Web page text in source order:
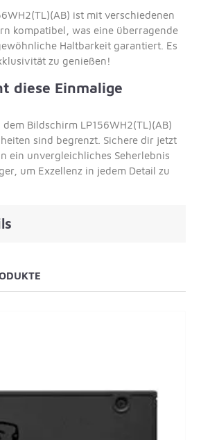
ist mit verschiedenen
kompatibel, was eine überragende
Haltbarkeit garantiert. Es
zu genießen!
diese Einmalige
Bildschirm LP156WH2(TL)(AB)
sind begrenzt. Sichere dir jetzt
ein unvergleichliches Seherlebnis
um Exzellenz in jedem Detail zu